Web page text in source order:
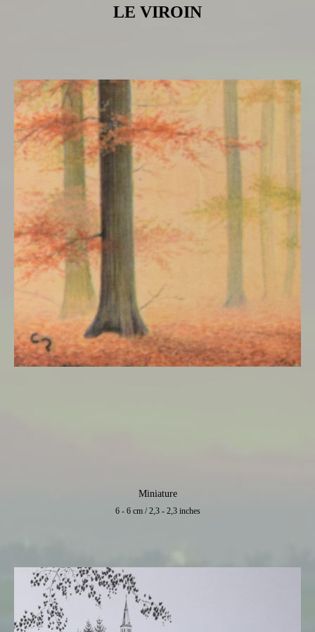
LE VIROIN
Miniature
6 - 6 cm / 2,3 - 2,3 inches